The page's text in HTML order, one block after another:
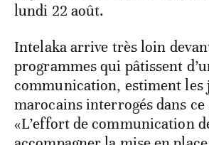
lundi 22 août.
Intelaka arrive très loin
programmes qui pâtissent
communication, estiment les
marocains interrogés dans ce
«L’effort de communication